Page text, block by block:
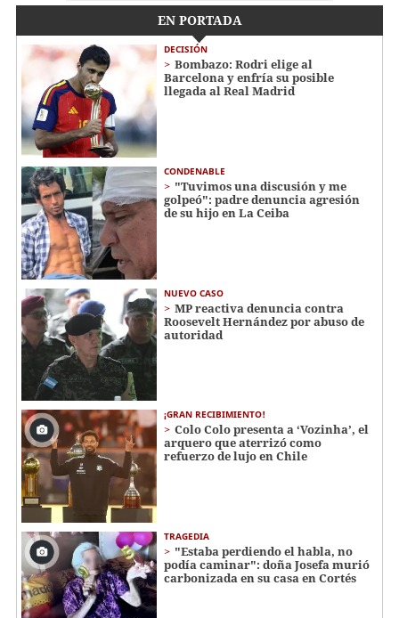
EN PORTADA
DECISIÓN
Bombazo: Rodri elige al
Barcelona y enfría su posible
llegada al Real Madrid
CONDENABLE
"Tuvimos una discusión y me
golpeó": padre denuncia agresión
de su hijo en La Ceiba
NUEVO CASO
MP reactiva denuncia contra
Roosevelt Hernández por abuso de
autoridad
¡GRAN RECIBIMIENTO!
Colo Colo presenta a ‘Vozinha’, el
arquero que aterrizó como
refuerzo de lujo en Chile
TRAGEDIA
"Estaba perdiendo el habla, no
podía caminar": doña Josefa murió
carbonizada en su casa en Cortés